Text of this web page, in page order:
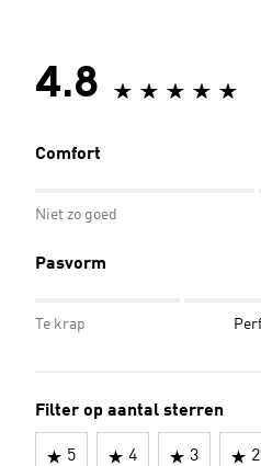
4.8
Comfort
Niet zo goed
Pasvorm
Te krap
Filter op aantal sterren
5 4 3 2